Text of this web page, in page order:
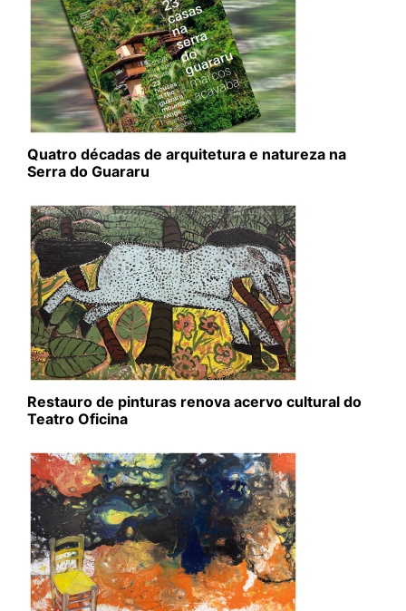
Quatro décadas de arquitetura e natureza na
Serra do Guararu
Restauro de pinturas renova acervo cultural do
Teatro Oficina